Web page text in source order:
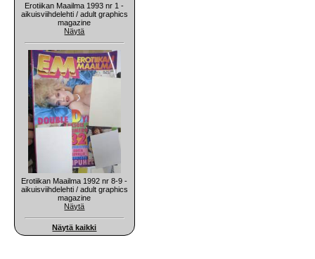
Erotiikan Maailma 1993 nr 1 -
aikuisviihdelehti / adult graphics
magazine
Näytä
Erotiikan Maailma 1992 nr 8-9 -
aikuisviihdelehti / adult graphics
magazine
Näytä
Näytä kaikki